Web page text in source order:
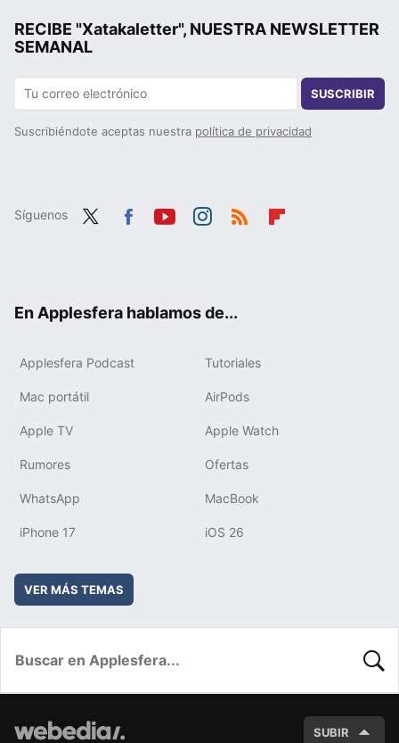
RECIBE "Xatakaletter", NUESTRA NEWSLETTER
SEMANAL
SUSCRIBIR
Suscribiéndote aceptas nuestra política de privacidad
Síguenos
En Applesfera hablamos de...
Applesfera Podcast Tutoriales
Mac portátil AirPods
Apple TV Apple Watch
Rumores Ofertas
WhatsApp MacBook
iPhone 17 iOS 26
VER MÁS TEMAS
SUBIR